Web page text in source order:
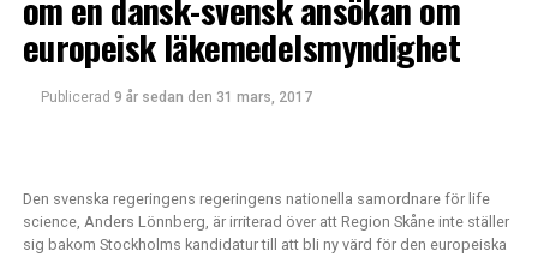
europeisk läkemedelsmyndighet
Publicerad 9 år sedan den 31 mars, 2017
Den svenska regeringens regeringens nationella samordnare för life
science, Anders Lönnberg, är irriterad över att Region Skåne inte ställer
sig bakom Stockholms kandidatur till att bli ny värd för den europeiska